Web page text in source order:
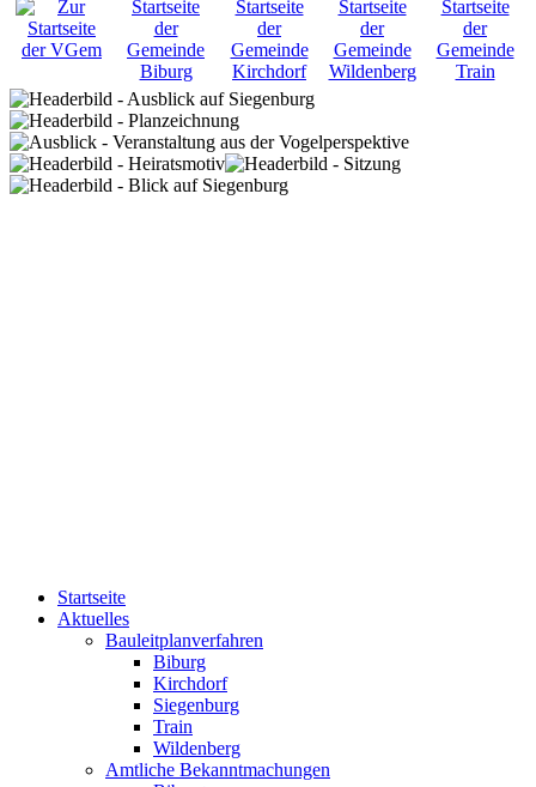
Startseite
Aktuelles
Bauleitplanverfahren
Biburg
Kirchdorf
Siegenburg
Train
Wildenberg
Amtliche Bekanntmachungen